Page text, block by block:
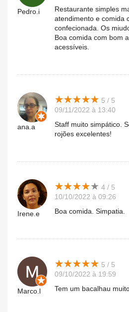
Pedro.i
Restaurante simples
atendimento e comida
confecionada. Os
Boa comida com bom
acessíveis.
ana.a
★★★★★
★★★★★ 5 / 5
09/11/2022 à 13:40
Staff muito simpático.
rojões excelentes!
Irene.e
★★★★★
★★★★★ 4 / 5
10/10/2022 à 09:26
Boa comida. Simpatia.
Marco.l
★★★★★
★★★★★ 5 / 5
09/10/2022 à 19:59
Tem um bacalhau